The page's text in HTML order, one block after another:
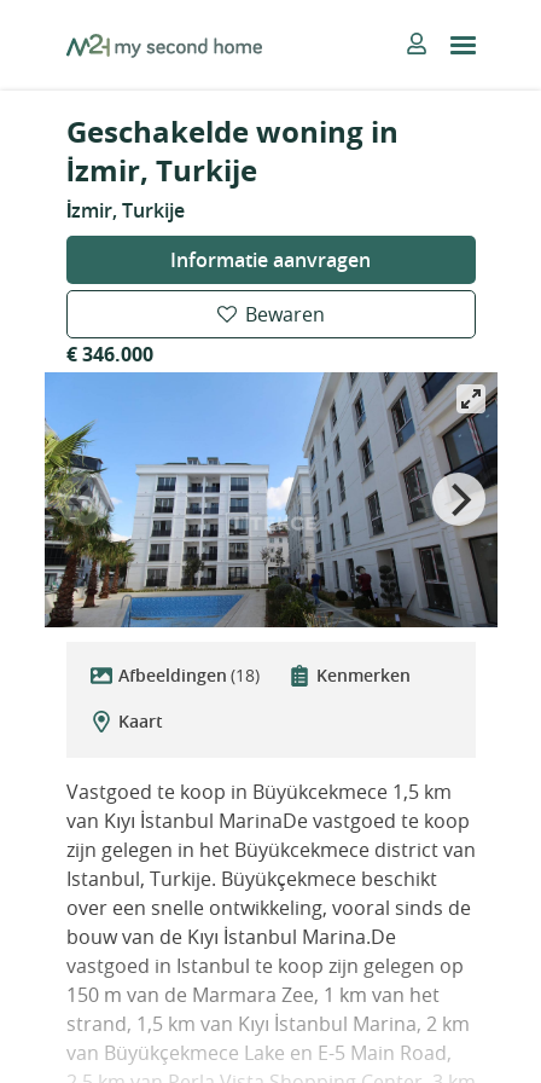
MySecondHome
Geschakelde woning in
İzmir, Turkije
İzmir, Turkije
Informatie aanvragen
Bewaren
€ 346.000
Afbeeldingen (18)
Kenmerken
Kaart
Vastgoed te koop in Büyükcekmece 1,5 km
van Kıyı İstanbul MarinaDe vastgoed te koop
zijn gelegen in het Büyükcekmece district van
Istanbul, Turkije. Büyükçekmece beschikt
over een snelle ontwikkeling, vooral sinds de
bouw van de Kıyı İstanbul Marina.De
vastgoed in Istanbul te koop zijn gelegen op
150 m van de Marmara Zee, 1 km van het
strand, 1,5 km van Kıyı İstanbul Marina, 2 km
van Büyükçekmece Lake en E-5 Main Road,